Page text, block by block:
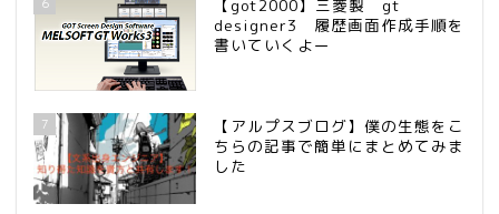
【got2000】三菱製 gt
designer3 履歴画面作成手順を
書いていくよー
7
【アルプスブログ】僕の生態をこ
ちらの記事で簡単にまとめてみま
した